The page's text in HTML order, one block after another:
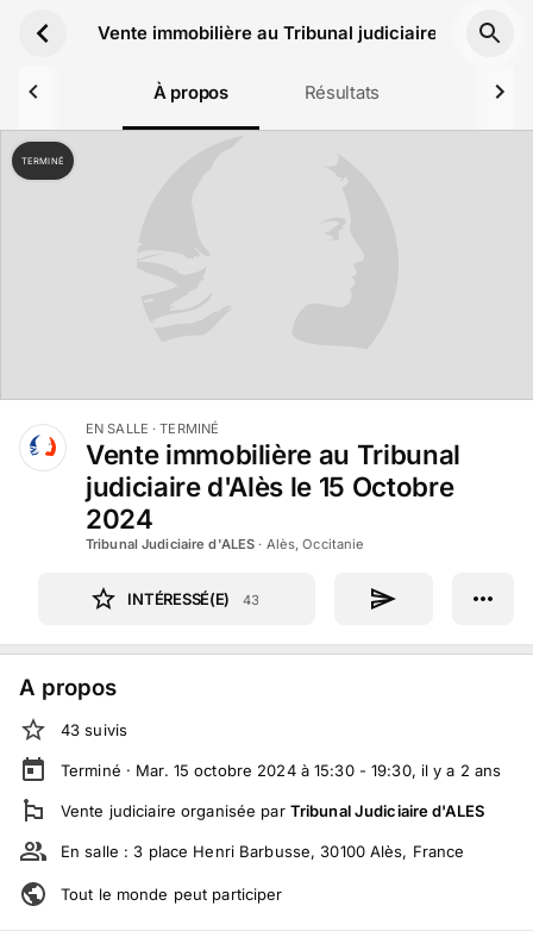
Vente immobilière au Tribunal judiciaire d'Alès le
À propos Résultats
TERMINÉ
EN SALLE · TERMINÉ
Vente immobilière au Tribunal
judiciaire d'Alès le 15 Octobre
2024
Tribunal Judiciaire d'ALES · Alès, Occitanie
INTÉRESSÉ(E) 43
A propos
43 suivis
Terminé · Mar. 15 octobre 2024 à 15:30 - 19:30, il y a 2 ans
Vente judiciaire organisée par Tribunal Judiciaire d'ALES
En salle : 3 place Henri Barbusse, 30100 Alès, France
Tout le monde peut participer